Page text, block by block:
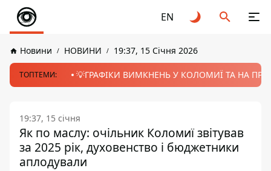
EN
Новини НОВИНИ 19:37, 15 Січня 2026
ТОПТЕМИ: 💡ГРАФІКИ ВИМКНЕНЬ У КОЛОМИЇ ТА НА
19:37, 15 січня
Як по маслу: очільник Коломиї звітував
за 2025 рік, духовенство і бюджетники
аплодували